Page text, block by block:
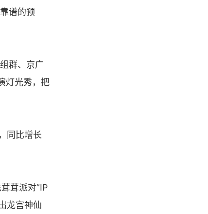
谱的预
群、京广
灯光秀，把
同比增长
茸派对”IP
龙宫神仙